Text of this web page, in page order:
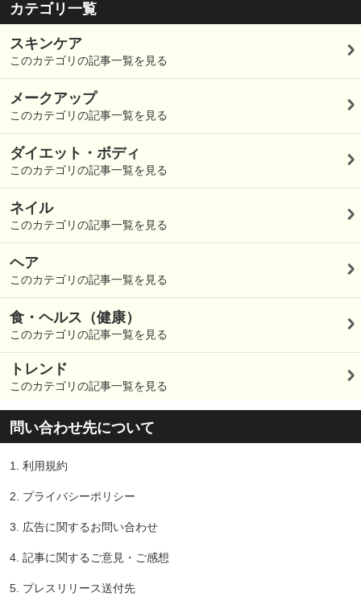
カテゴリ一覧
スキンケア
このカテゴリの記事一覧を見る
メークアップ
このカテゴリの記事一覧を見る
ダイエット・ボディ
このカテゴリの記事一覧を見る
ネイル
このカテゴリの記事一覧を見る
ヘア
このカテゴリの記事一覧を見る
食・ヘルス（健康）
このカテゴリの記事一覧を見る
トレンド
このカテゴリの記事一覧を見る
問い合わせ先について
1. 利用規約
2. プライバシーポリシー
3. 広告に関するお問い合わせ
4. 記事に関するご意見・ご感想
5. プレスリリース送付先